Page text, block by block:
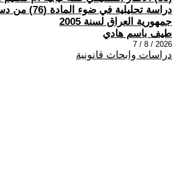
دراسة تحليلية في ضوء
جمهورية العراق لسنة 2005
طيف باسم هادي
2026 / 8 / 7
دراسات وابحاث قانونية